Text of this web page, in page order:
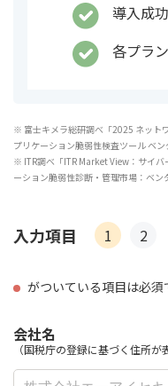
導入成
各プラ
※ 富士キメラ総研調べ「2025 ネット
プリケーション脆弱性検査ツール ベ
※ ITR調べ「ITR Market View：サイ
ーション脆弱性診断・管理市場：ベン
入力項目 1 2
がついている項目は必須
会社名
（国税庁の登録に基づく住所が